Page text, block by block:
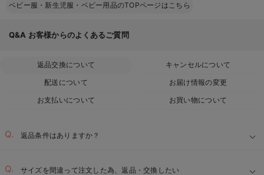
ベビー服・新生児服・ベビー用品のTOPページはこちら
Q&A お客様からのよくあるご質問
返品交換について
キャンセルについて
配送について
お届け情報の変更
お支払いについて
お買い物について
返品条件はありますか？
サイズを間違って注文した為、返品・交換したい